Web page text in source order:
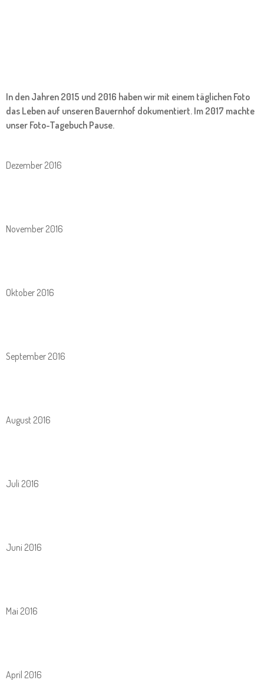
In den Jahren 2015 und 2016 haben wir mit einem täglichen Foto
das Leben auf unseren Bauernhof dokumentiert. Im 2017 machte
unser Foto-Tagebuch Pause.
Dezember 2016
November 2016
Oktober 2016
September 2016
August 2016
Juli 2016
Juni 2016
Mai 2016
April 2016